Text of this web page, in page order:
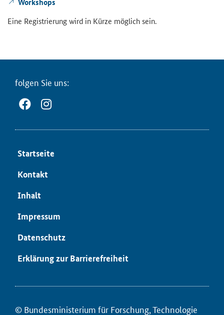
Eine Re­gis­trie­rung wird in Kürze mög­lich sein.
fol­gen Sie uns:
Start­sei­te
Kon­takt
In­halt
Im­pres­sum
Da­ten­schutz
Er­klä­rung zur Bar­rie­re­frei­heit
© Bun­des­mi­nis­te­ri­um für ­For­schung, Tech­no­lo­gie